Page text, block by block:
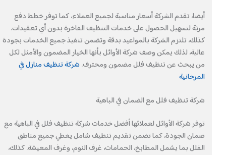
أيضا، تقدم الشركة أسعار مناسبة لجميع العملاء، كما توفر خطط دفع
مرنة لتسهيل الحصول على خدمات التنظيف الفاخرة بدون أي تعقيدات.
كذلك، تلتزم الشركة بالمواعيد بدقة وتضمن تنفيذ جميع الخدمات بجودة
عالية، لذلك يمكن وصف شركة الأوائل بأنها الخيار المضمون والأمثل لكل
من يبحث عن تنظيف فلل مضمون ومحترف.شركة تنظيف منازل في
المرخانية
شركة تنظيف فلل مع الضمان في الباهية
توفر شركة الأوائل لعملائها أفضل خدمات شركة تنظيف فلل في الباهية مع
ضمان الجودة، كما تضمن تقديم تنظيف شامل يغطي جميع مناطق
الفلل بما يشمل المطابخ، الحمامات، غرف النوم، وغرف المعيشة. كذلك،